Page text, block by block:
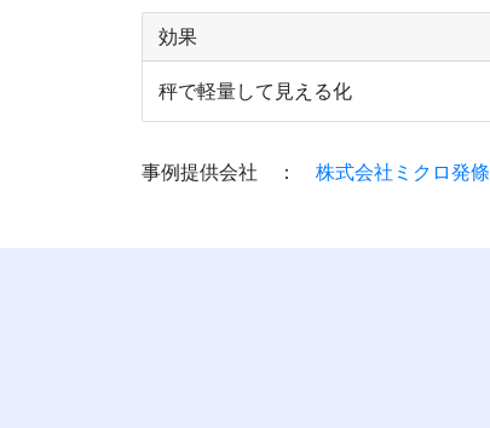
効果
秤で軽量して見える化
事例提供会社 ： 株式会社ミクロ発條